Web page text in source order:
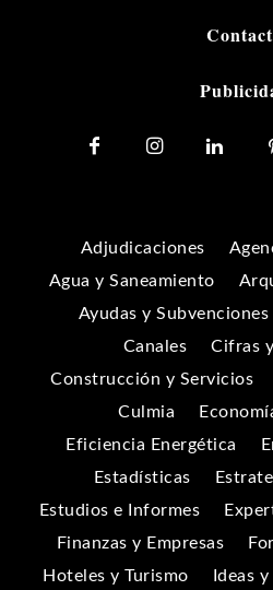
Adjudicaciones
Agua y Saneamiento
Ayudas y Subvenciones
Canales
Cifras
Construcción y Servicios
Culmia
Eficiencia Energética
Estadísticas
Estudios e Informes
Finanzas y Empresas
Hoteles y Turismo
Ideas